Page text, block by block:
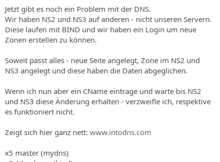
m
a
s
Jetzt gibt es noch ein Problem mit der DNS.
Wir haben NS2 und NS3 auf anderen - nicht unseren Servern.
Diese laufen mit BIND und wir haben ein Login um neue
Zonen erstellen zu können.
Soweit passt alles - neue Seite angelegt, Zone im NS2 und
NS3 angelegt und diese haben die Daten abgeglichen.
Wenn ich nun aber ein CName eintrage und warte bis NS2
und NS3 diese Änderung erhalten - verzweifle ich, respektive
es funktioniert nicht.
Zeigt sich hier ganz nett: www.intodns.com
x5 master (mydns)